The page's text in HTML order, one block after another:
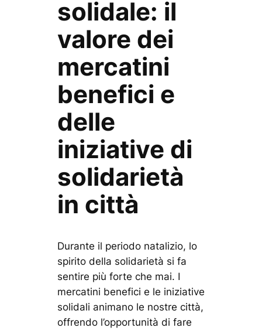
solidale: il
valore dei
mercatini
benefici e
delle
iniziative di
solidarietà
in città
Durante il periodo natalizio, lo
spirito della solidarietà si fa
sentire più forte che mai. I
mercatini benefici e le iniziative
solidali animano le nostre città,
offrendo l’opportunità di fare